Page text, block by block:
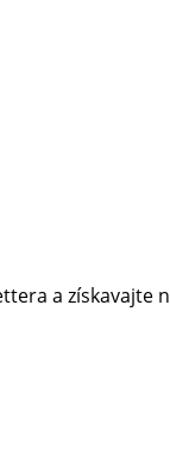
a získavajte